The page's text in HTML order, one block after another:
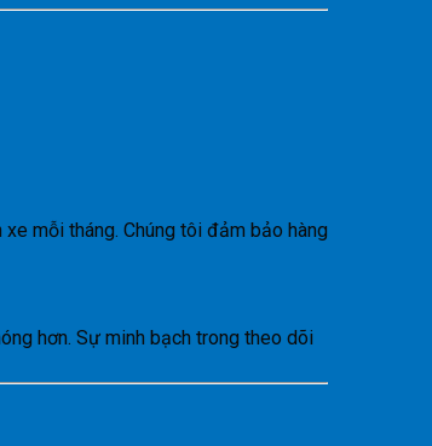
mỗi tháng. Chúng tôi đảm bảo hàng
hơn. Sự minh bạch trong theo dõi